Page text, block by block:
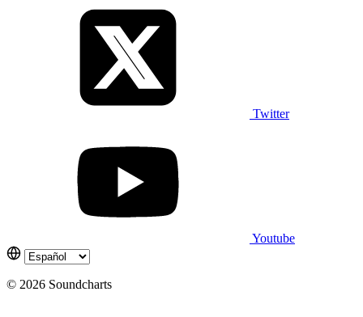
Twitter
Youtube
© 2026 Soundcharts